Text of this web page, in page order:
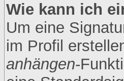
Wie kann ich
Um eine
im Profil
anhängen-